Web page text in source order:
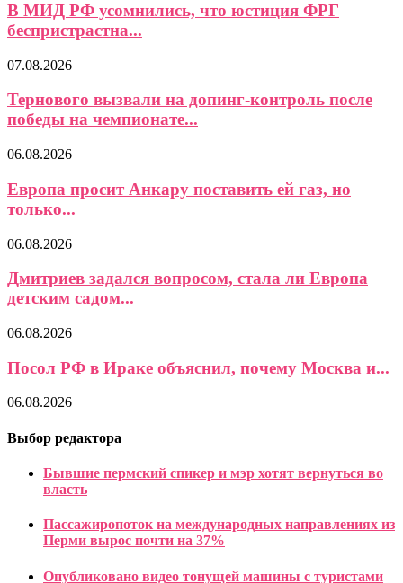
В МИД РФ усомнились, что юстиция ФРГ
беспристрастна...
07.08.2026
Тернового вызвали на допинг-контроль после
победы на чемпионате...
06.08.2026
Европа просит Анкару поставить ей газ, но
только...
06.08.2026
Дмитриев задался вопросом, стала ли Европа
детским садом...
06.08.2026
Посол РФ в Ираке объяснил, почему Москва и...
06.08.2026
Выбор редактора
Бывшие пермский спикер и мэр хотят вернуться во
власть
Пассажиропоток на международных направлениях из
Перми вырос почти на 37%
Опубликовано видео тонущей машины с туристами